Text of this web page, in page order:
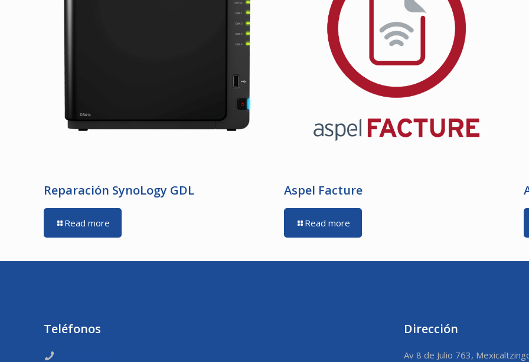
Reparación SynoLogy GDL
Read more
Aspel Facture
Read more
Teléfonos Dirección
Av 8 de Julio 763,